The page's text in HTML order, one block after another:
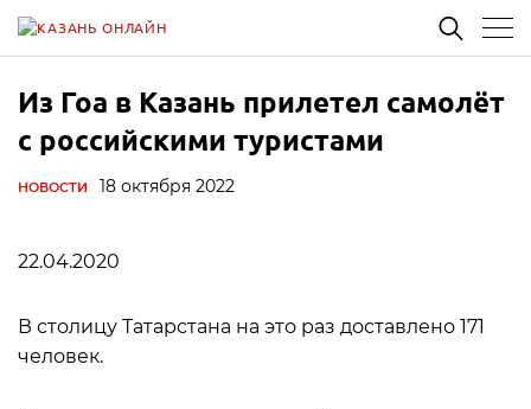
Из Гоа в Казань прилетел самолёт
с российскими туристами
НОВОСТИ 18 октября 2022
22.04.2020
В столицу Татарстана на это раз доставлено 171
человек.